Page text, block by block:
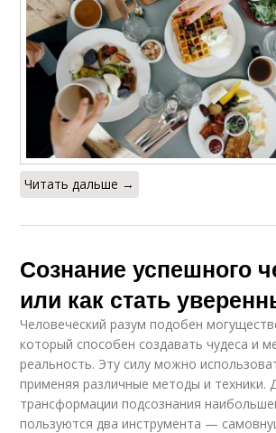
Читать дальше →
Сознание успешного
или как стать
Человеческий разум подобен
который способен создавать чудеса и
реальность. Эту силу можно
применяя различные методы и техники.
трансформации подсознания
пользуются два инструмента —